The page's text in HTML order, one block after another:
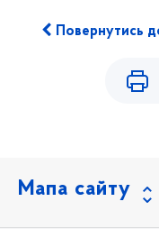
Повернутись
Мапа сайту